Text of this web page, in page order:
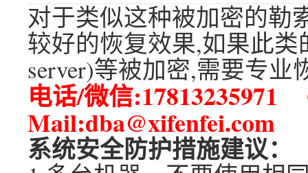
对于类似这种被加密的勒
较好的恢复效果,如果此类
server)等被加密,需要专
电话/微信:17813235971
Mail:dba@xifenfei.com
系统安全防护措施建议：